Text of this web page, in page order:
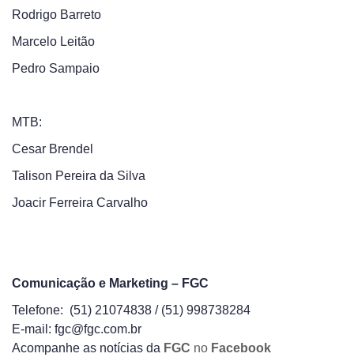
Rodrigo Barreto
Marcelo Leitão
Pedro Sampaio
MTB:
Cesar Brendel
Talison Pereira da Silva
Joacir Ferreira Carvalho
Comunicação e Marketing – FGC
Telefone: (51) 21074838 / (51) 998738284
E-mail: fgc@fgc.com.br
Acompanhe as notícias da FGC no Facebook